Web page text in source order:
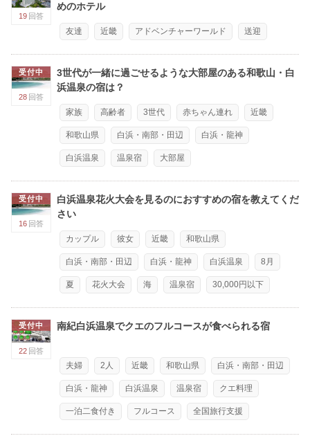
19 回答
めのホテル
友達 近畿 アドベンチャーワールド 送迎
受付中
28 回答
3世代が一緒に過ごせるような大部屋のある和歌山・白
浜温泉の宿は？
家族 高齢者 3世代 赤ちゃん連れ 近畿
和歌山県 白浜・南部・田辺 白浜・龍神
白浜温泉 温泉宿 大部屋
受付中
16 回答
白浜温泉花火大会を見るのにおすすめの宿を教えてくだ
さい
カップル 彼女 近畿 和歌山県
白浜・南部・田辺 白浜・龍神 白浜温泉 8月
夏 花火大会 海 温泉宿 30,000円以下
受付中
22 回答
南紀白浜温泉でクエのフルコースが食べられる宿
夫婦 2人 近畿 和歌山県 白浜・南部・田辺
白浜・龍神 白浜温泉 温泉宿 クエ料理
一泊二食付き フルコース 全国旅行支援